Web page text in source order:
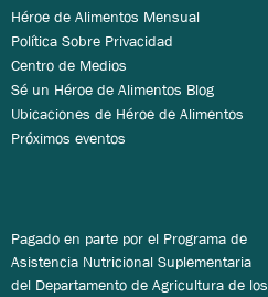
Héroe de Alimentos Mensual
Política Sobre Privacidad
Centro de Medios
Sé un Héroe de Alimentos Blog
Ubicaciones de Héroe de Alimentos
Próximos eventos
Pagado en parte por el Programa de
Asistencia Nutricional Suplementaria
del Departamento de Agricultura de los